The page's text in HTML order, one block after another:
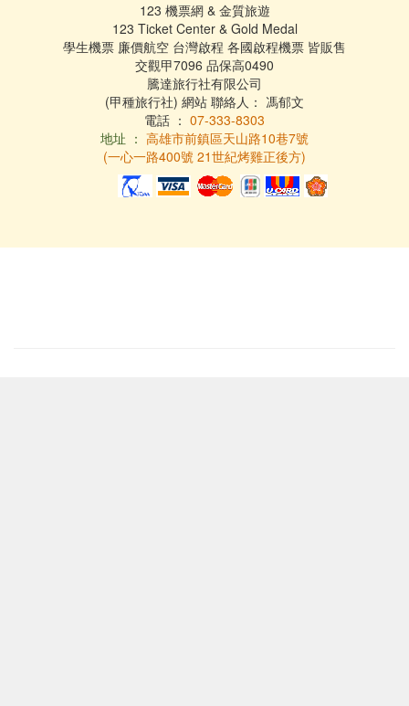
123 機票網 & 金質旅遊
123 Ticket Center & Gold Medal
學生機票 廉價航空 台灣啟程 各國啟程機票 皆販售
交觀甲7096 品保高0490
騰達旅行社有限公司
(甲種旅行社) 網站 聯絡人： 馮郁文
電話 ： 07-333-8303
地址 ： 高雄市前鎮區天山路10巷7號
(一心一路400號 21世紀烤雞正後方)